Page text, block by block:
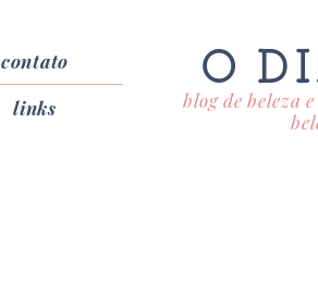
contato
links
O
blog de beleza